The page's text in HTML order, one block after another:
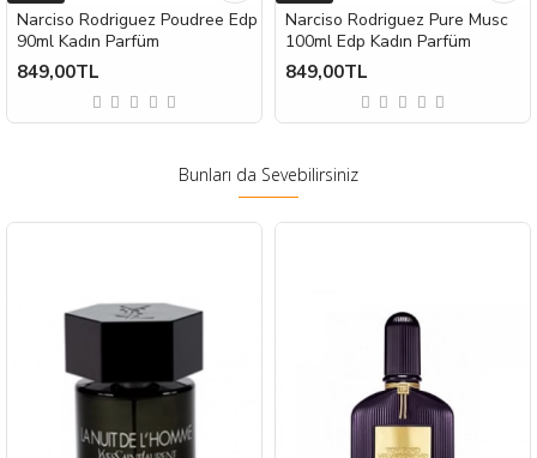
Narciso Rodriguez Poudree Edp
90ml Kadın Parfüm
849,00TL
Narciso Rodriguez Pure Musc
100ml Edp Kadın Parfüm
849,00TL
Bunları da Sevebilirsiniz